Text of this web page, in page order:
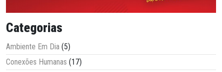
Categorias
Ambiente Em Dia (5)
Conexões Humanas (17)